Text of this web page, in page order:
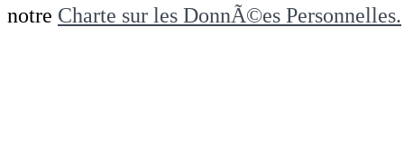
notre Charte sur les DonnÃ©es Personnelles.